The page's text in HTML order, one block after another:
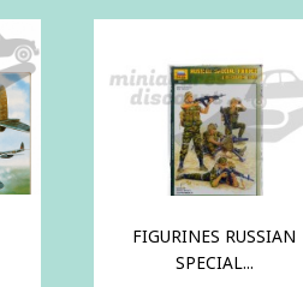
FIGURINES RUSSIAN
SPECIAL...